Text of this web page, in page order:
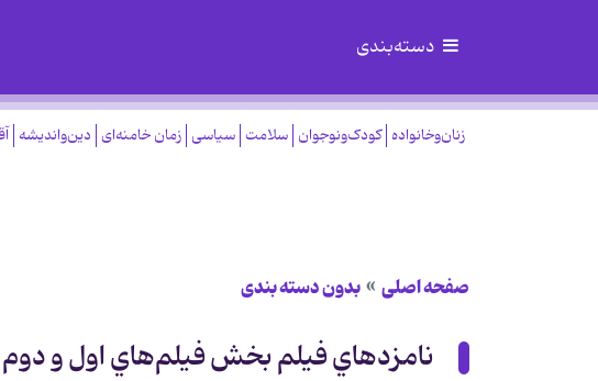
دسته‌بندی
زنان‌وخانواده کودک‌ونوجوان سلامت سیاسی زمان خامنه‌ای دین‌واندیشه
صفحه اصلی بدون دسته بندی
نامزدهاي فيلم بخش فيلم‌هاي اول و دوم